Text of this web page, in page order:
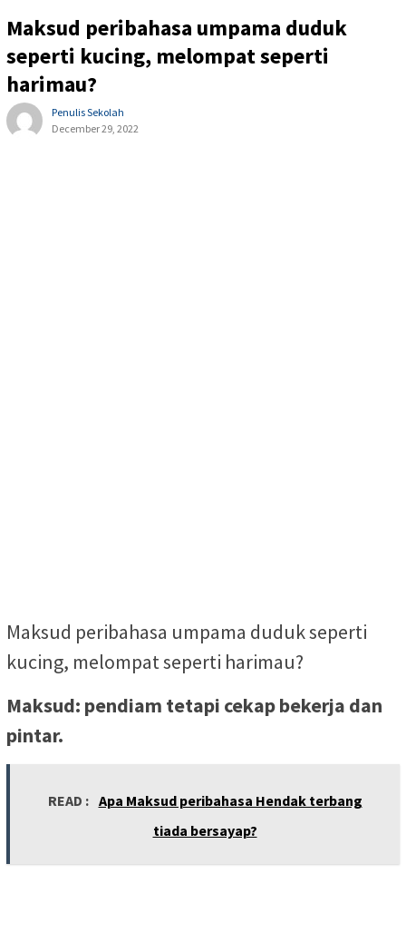
Maksud peribahasa umpama duduk
seperti kucing, melompat seperti
harimau?
Penulis Sekolah
December 29, 2022
Maksud peribahasa umpama duduk seperti
kucing, melompat seperti harimau?
Maksud: pendiam tetapi cekap bekerja dan
pintar.
READ : Apa Maksud peribahasa Hendak terbang
tiada bersayap?